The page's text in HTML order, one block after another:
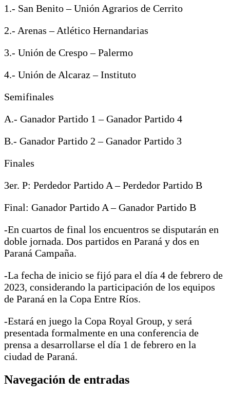
1.- San Benito – Unión Agrarios de Cerrito
2.- Arenas – Atlético Hernandarias
3.- Unión de Crespo – Palermo
4.- Unión de Alcaraz – Instituto
Semifinales
A.- Ganador Partido 1 – Ganador Partido 4
B.- Ganador Partido 2 – Ganador Partido 3
Finales
3er. P: Perdedor Partido A – Perdedor Partido B
Final: Ganador Partido A – Ganador Partido B
-En cuartos de final los encuentros se disputarán en
doble jornada. Dos partidos en Paraná y dos en
Paraná Campaña.
-La fecha de inicio se fijó para el día 4 de febrero de
2023, considerando la participación de los equipos
de Paraná en la Copa Entre Ríos.
-Estará en juego la Copa Royal Group, y será
presentada formalmente en una conferencia de
prensa a desarrollarse el día 1 de febrero en la
ciudad de Paraná.
Navegación de entradas